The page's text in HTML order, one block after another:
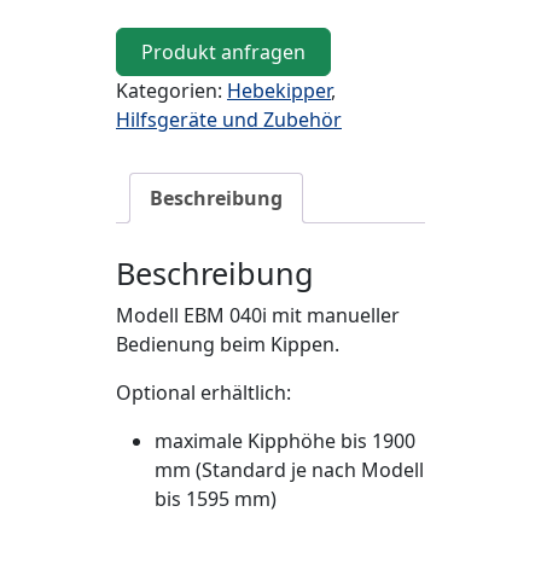
Produkt anfragen
Kategorien: Hebekipper,
Hilfsgeräte und Zubehör
Beschreibung
Beschreibung
Modell EBM 040i mit manueller
Bedienung beim Kippen.
Optional erhältlich:
maximale Kipphöhe bis 1900
mm (Standard je nach Modell
bis 1595 mm)